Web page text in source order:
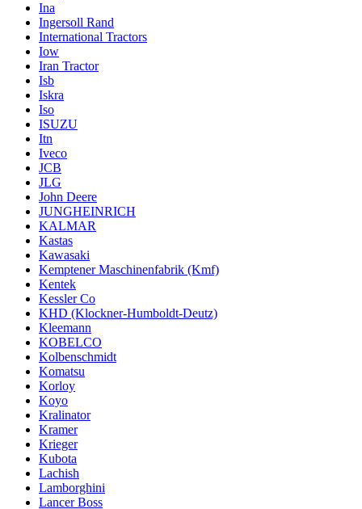
Ina
Ingersoll Rand
International Tractors
Iow
Iran Tractor
Isb
Iskra
Iso
ISUZU
Itn
Iveco
JCB
JLG
John Deere
JUNGHEINRICH
KALMAR
Kastas
Kawasaki
Kemptener Maschinenfabrik (Kmf)
Kentek
Kessler Co
KHD (Klockner-Humboldt-Deutz)
Kleemann
KOBELCO
Kolbenschmidt
Komatsu
Korloy
Koyo
Kralinator
Kramer
Krieger
Kubota
Lachish
Lamborghini
Lancer Boss